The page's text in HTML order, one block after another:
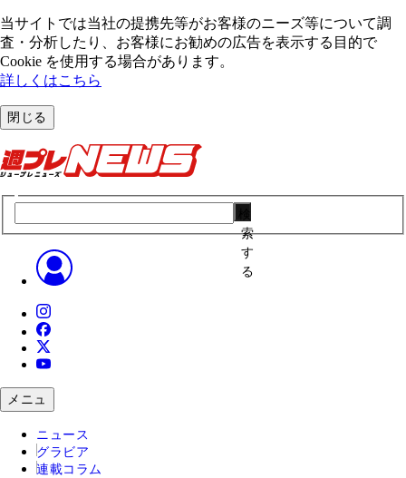
当サイトでは当社の提携先等がお客様のニーズ等について調
査・分析したり、お客様にお勧めの広告を表⽰する⽬的で
Cookie を使⽤する場合があります。
詳しくはこちら
閉じる
索
す
る
メニュ
ニュース
グラビア
連載コラム